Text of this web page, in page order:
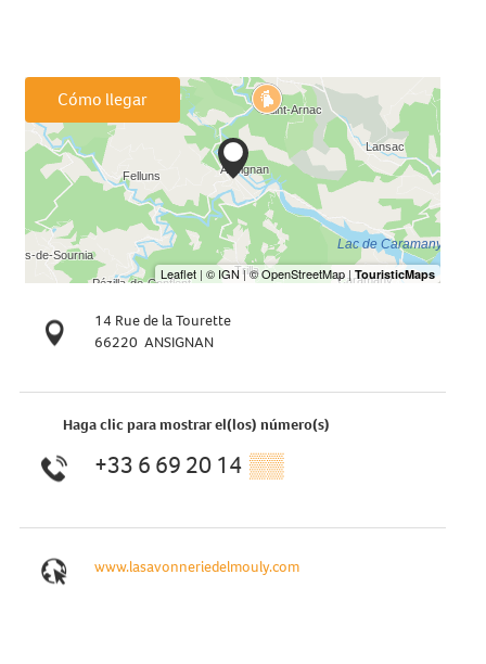
Cómo llegar
14 Rue de la Tourette
66220 ANSIGNAN
Haga clic para mostrar el(los) número(s)
+33 6 69 20 14 ▒▒
www.lasavonneriedelmouly.com